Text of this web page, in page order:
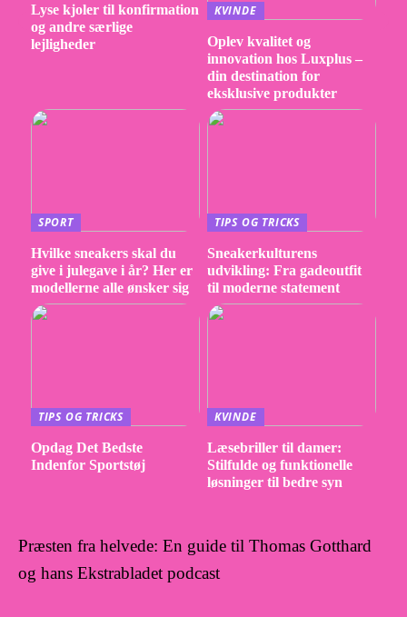
Lyse kjoler til konfirmation
og andre særlige
lejligheder
KVINDE
Oplev kvalitet og
innovation hos Luxplus –
din destination for
eksklusive produkter
SPORT
Hvilke sneakers skal du
give i julegave i år? Her er
modellerne alle ønsker sig
TIPS OG TRICKS
Sneakerkulturens
udvikling: Fra gadeoutfit
til moderne statement
TIPS OG TRICKS
Opdag Det Bedste
Indenfor Sportstøj
KVINDE
Læsebriller til damer:
Stilfulde og funktionelle
løsninger til bedre syn
Præsten fra helvede: En guide til Thomas Gotthard
og hans Ekstrabladet podcast